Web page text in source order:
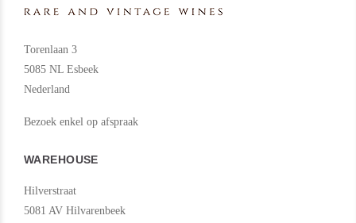
Torenlaan 3
5085 NL Esbeek
Nederland
Bezoek enkel op afspraak
WAREHOUSE
Hilverstraat
5081 AV Hilvarenbeek